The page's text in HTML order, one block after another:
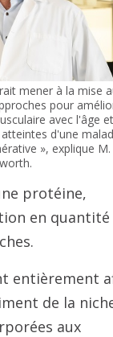
mener à la mise
pour
avec l'âge et
d'une
», explique M.
protéine,
en quantité
entièrement
de la
aux